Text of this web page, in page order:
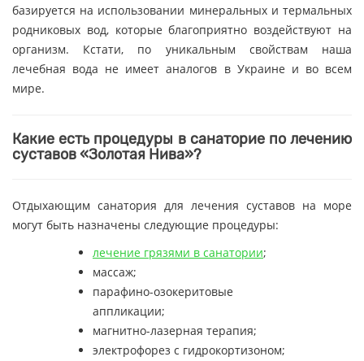
базируется на использовании минеральных и термальных
родниковых вод, которые благоприятно воздействуют на
организм. Кстати, по уникальным свойствам наша
лечебная вода не имеет аналогов в Украине и во всем
мире.
Какие есть процедуры в санаторие по лечению
суставов «Золотая Нива»?
Отдыхающим санатория для лечения суставов на море
могут быть назначены следующие процедуры:
лечение грязями в санатории;
массаж;
парафино-озокеритовые
аппликации;
магнитно-лазерная терапия;
электрофорез с гидрокортизоном;